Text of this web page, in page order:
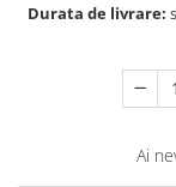
Durata de livrare:
Ai